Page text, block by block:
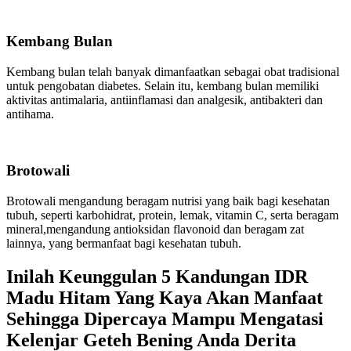
Kembang Bulan
Kembang bulan telah banyak dimanfaatkan sebagai obat tradisional
untuk pengobatan diabetes. Selain itu, kembang bulan memiliki
aktivitas antimalaria, antiinflamasi dan analgesik, antibakteri dan
antihama.
Brotowali
Brotowali mengandung beragam nutrisi yang baik bagi kesehatan
tubuh, seperti karbohidrat, protein, lemak, vitamin C, serta beragam
mineral,mengandung antioksidan flavonoid dan beragam zat
lainnya, yang bermanfaat bagi kesehatan tubuh.
Inilah Keunggulan 5 Kandungan IDR
Madu Hitam Yang Kaya Akan Manfaat
Sehingga Dipercaya Mampu Mengatasi
Kelenjar Geteh Bening Anda Derita